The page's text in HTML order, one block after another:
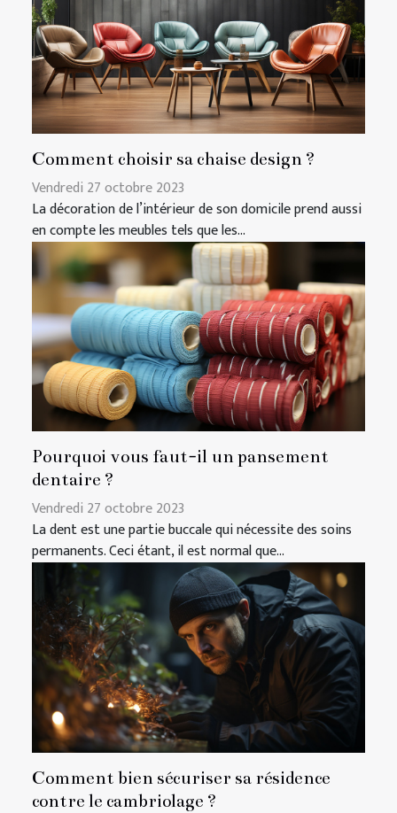
Comment choisir sa chaise design ?
Vendredi 27 octobre 2023
La décoration de l’intérieur de son domicile prend aussi
en compte les meubles tels que les...
Pourquoi vous faut-il un pansement
dentaire ?
Vendredi 27 octobre 2023
La dent est une partie buccale qui nécessite des soins
permanents. Ceci étant, il est normal que...
Comment bien sécuriser sa résidence
contre le cambriolage ?